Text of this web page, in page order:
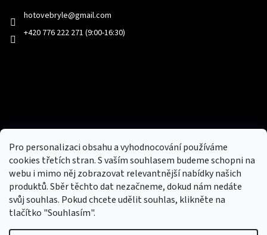
Pro personalizaci obsahu a vyhodnocování používáme
cookies třetích stran. S vaším souhlasem budeme schopni na
webu i mimo něj zobrazovat relevantnější nabídky našich
produktů. Sběr těchto dat nezačneme, dokud nám nedáte
svůj souhlas. Pokud chcete udělit souhlas, klikněte na
tlačítko "Souhlasím".
hotovebryle@gmail.com
+420 776 222 271 (9:00-16:30)
Nový obchod s batohy, cestovními zavazadly, tašky a peněženky